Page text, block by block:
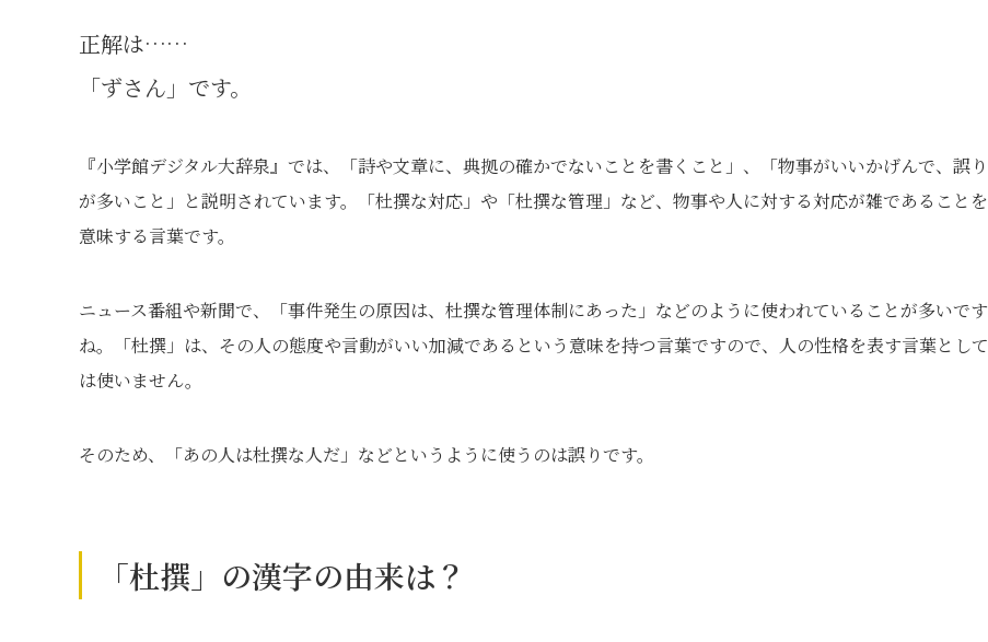
正解は……
「ずさん」です。
『小学館デジタル大辞泉』では、「詩や文章に、典拠の確かでないことを書くこと」、「物事がいいかげんで、誤り
が多いこと」と説明されています。「杜撰な対応」や「杜撰な管理」など、物事や人に対する対応が雑であることを
意味する言葉です。
ニュース番組や新聞で、「事件発生の原因は、杜撰な管理体制にあった」などのように使われていることが多いです
ね。「杜撰」は、その人の態度や言動がいい加減であるという意味を持つ言葉ですので、人の性格を表す言葉として
は使いません。
そのため、「あの人は杜撰な人だ」などというように使うのは誤りです。
「杜撰」の漢字の由来は？